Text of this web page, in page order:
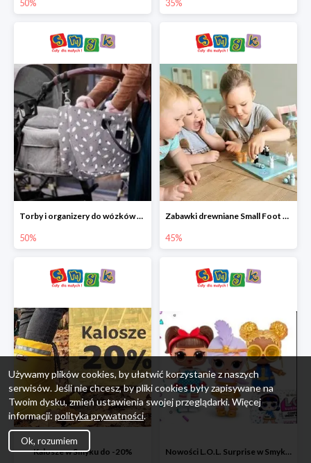
50% 35%
Torby i organizery do wózków w Smyku do -50%
50%
Zabawki drewniane Small Foot do -45%
45%
Kalosze w Smyku do -20% Nowości L.O.L. Surprise w Smyku do -45%
Używamy plików cookies, by ułatwić korzystanie z naszych
serwisów. Jeśli nie chcesz, by pliki cookies były zapisywane na
Twoim dysku, zmień ustawienia swojej przeglądarki. Więcej
informacji: polityka prywatności.
Ok, rozumiem